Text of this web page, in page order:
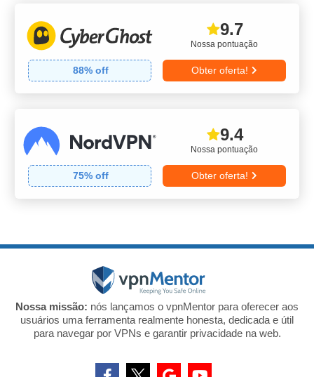
Nossa pontuação
9.7
88% off Obter oferta!
Nossa pontuação
9.4
75% off Obter oferta!
Nossa missão: nós lançamos o vpnMentor para oferecer aos
usuários uma ferramenta realmente honesta, dedicada e útil
para navegar por VPNs e garantir privacidade na web.